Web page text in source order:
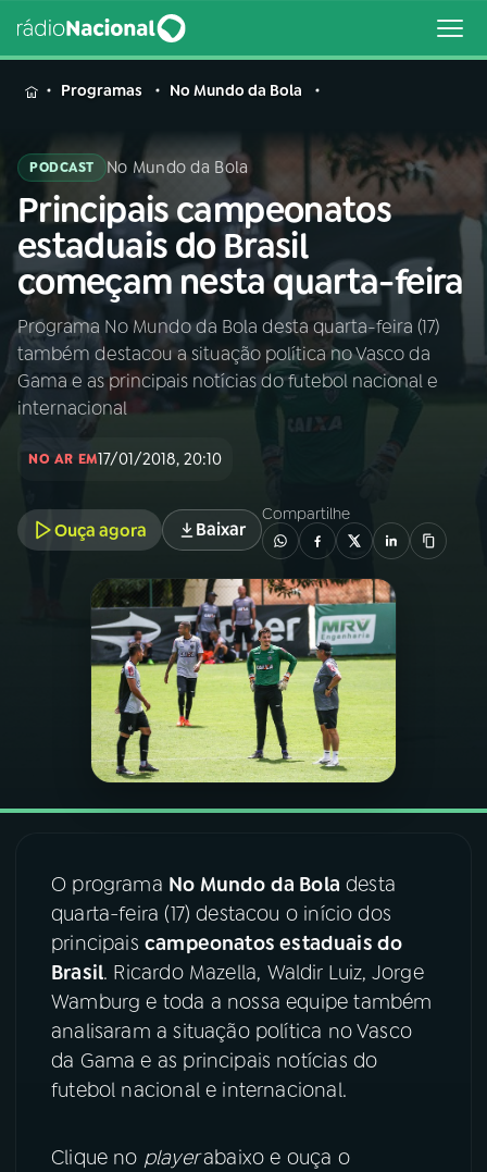
MENU
Buscar
na
Rádio
Nacional
Buscar
AO VIVO
INÍCIO
02A RÁDIO
03PROGRAMAÇÃO
PROGRAMAS
PODCASTS
VIDEOCASTS
08 FESTIVAL DE MÚSICA
ACOMPANHE A RÁDIO NACIONAL
Facebook
Instagram X
Programas No Mundo da Bola
PODCAST No Mundo da Bola
Principais campeonatos
estaduais do Brasil
começam nesta quarta-feira
Programa No Mundo da Bola desta quarta-feira (17)
também destacou a situação política no Vasco da
Gama e as principais notícias do futebol nacional e
internacional
NO AR EM17/01/2018, 20:10
Ouça agora Baixar
Compartilhe
O programa No Mundo da Bola desta
quarta-feira (17) destacou o início dos
principais campeonatos estaduais do
Brasil. Ricardo Mazella, Waldir Luiz, Jorge
Wamburg e toda a nossa equipe também
analisaram a situação política no Vasco
da Gama e as principais notícias do
futebol nacional e internacional.
Clique no player abaixo e ouça o